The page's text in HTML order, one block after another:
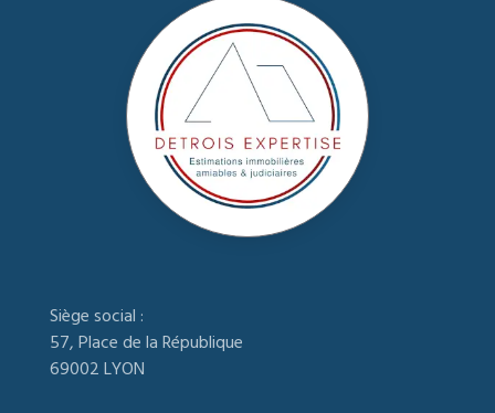
Siège social :
57, Place de la République
69002 LYON